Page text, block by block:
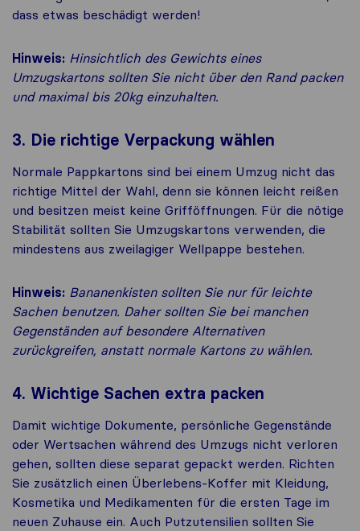
dass etwas beschädigt werden!
Hinweis: Hinsichtlich des Gewichts eines
Umzugskartons sollten Sie nicht über den Rand packen
und maximal bis 20kg einzuhalten.
3. Die richtige Verpackung wählen
Normale Pappkartons sind bei einem Umzug nicht das
richtige Mittel der Wahl, denn sie können leicht reißen
und besitzen meist keine Grifföffnungen. Für die nötige
Stabilität sollten Sie Umzugskartons verwenden, die
mindestens aus zweilagiger Wellpappe bestehen.
Hinweis: Bananenkisten sollten Sie nur für leichte
Sachen benutzen. Daher sollten Sie bei manchen
Gegenständen auf besondere Alternativen
zurückgreifen, anstatt normale Kartons zu wählen.
4. Wichtige Sachen extra packen
Damit wichtige Dokumente, persönliche Gegenstände
oder Wertsachen während des Umzugs nicht verloren
gehen, sollten diese separat gepackt werden. Richten
Sie zusätzlich einen Überlebens-Koffer mit Kleidung,
Kosmetika und Medikamenten für die ersten Tage im
neuen Zuhause ein. Auch Putzutensilien sollten Sie